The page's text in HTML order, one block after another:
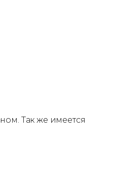
Так же имеется